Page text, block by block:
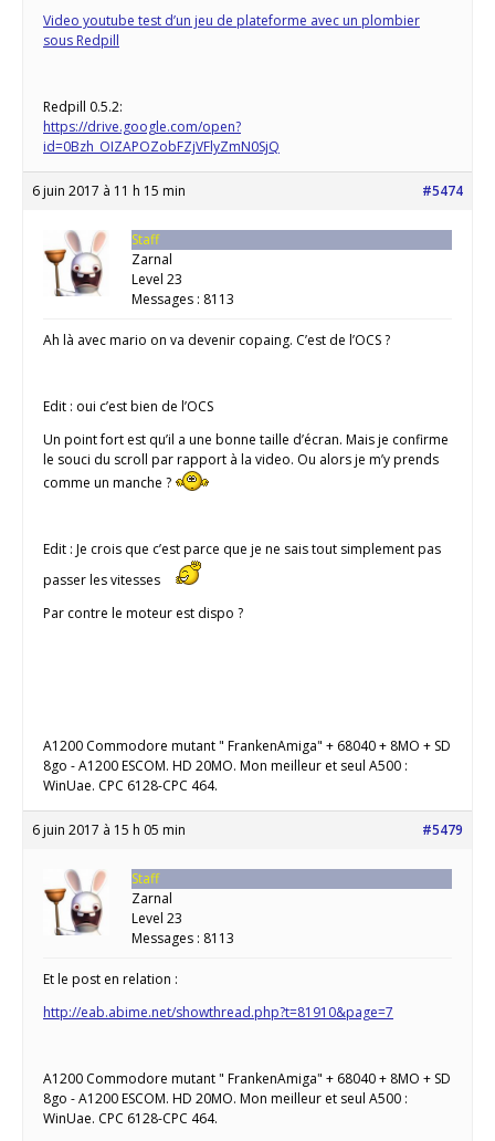
Video youtube test d’un jeu de plateforme avec un plombier
sous Redpill
Redpill 0.5.2:
https://drive.google.com/open?
id=0Bzh_OIZAPOZobFZjVFlyZmN0SjQ
6 juin 2017 à 11 h 15 min #5474
Staff
Zarnal
Level 23
Messages : 8113
Ah là avec mario on va devenir copaing. C’est de l’OCS ?
Edit : oui c’est bien de l’OCS
Un point fort est qu’il a une bonne taille d’écran. Mais je confirme
le souci du scroll par rapport à la video. Ou alors je m’y prends
comme un manche ?
Edit : Je crois que c’est parce que je ne sais tout simplement pas
passer les vitesses
Par contre le moteur est dispo ?
A1200 Commodore mutant " FrankenAmiga" + 68040 + 8MO + SD
8go - A1200 ESCOM. HD 20MO. Mon meilleur et seul A500 :
WinUae. CPC 6128-CPC 464.
6 juin 2017 à 15 h 05 min #5479
Staff
Zarnal
Level 23
Messages : 8113
Et le post en relation :
http://eab.abime.net/showthread.php?t=81910&page=7
A1200 Commodore mutant " FrankenAmiga" + 68040 + 8MO + SD
8go - A1200 ESCOM. HD 20MO. Mon meilleur et seul A500 :
WinUae. CPC 6128-CPC 464.